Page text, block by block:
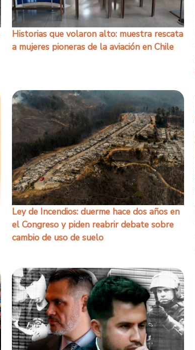
Historias que volaron alto: muestra rescata
a mujeres pioneras de la aviación en Chile
Ley de Incendios: duerme hace dos años en
el Congreso y piden reabrir debate sobre
cambio de uso de suelo